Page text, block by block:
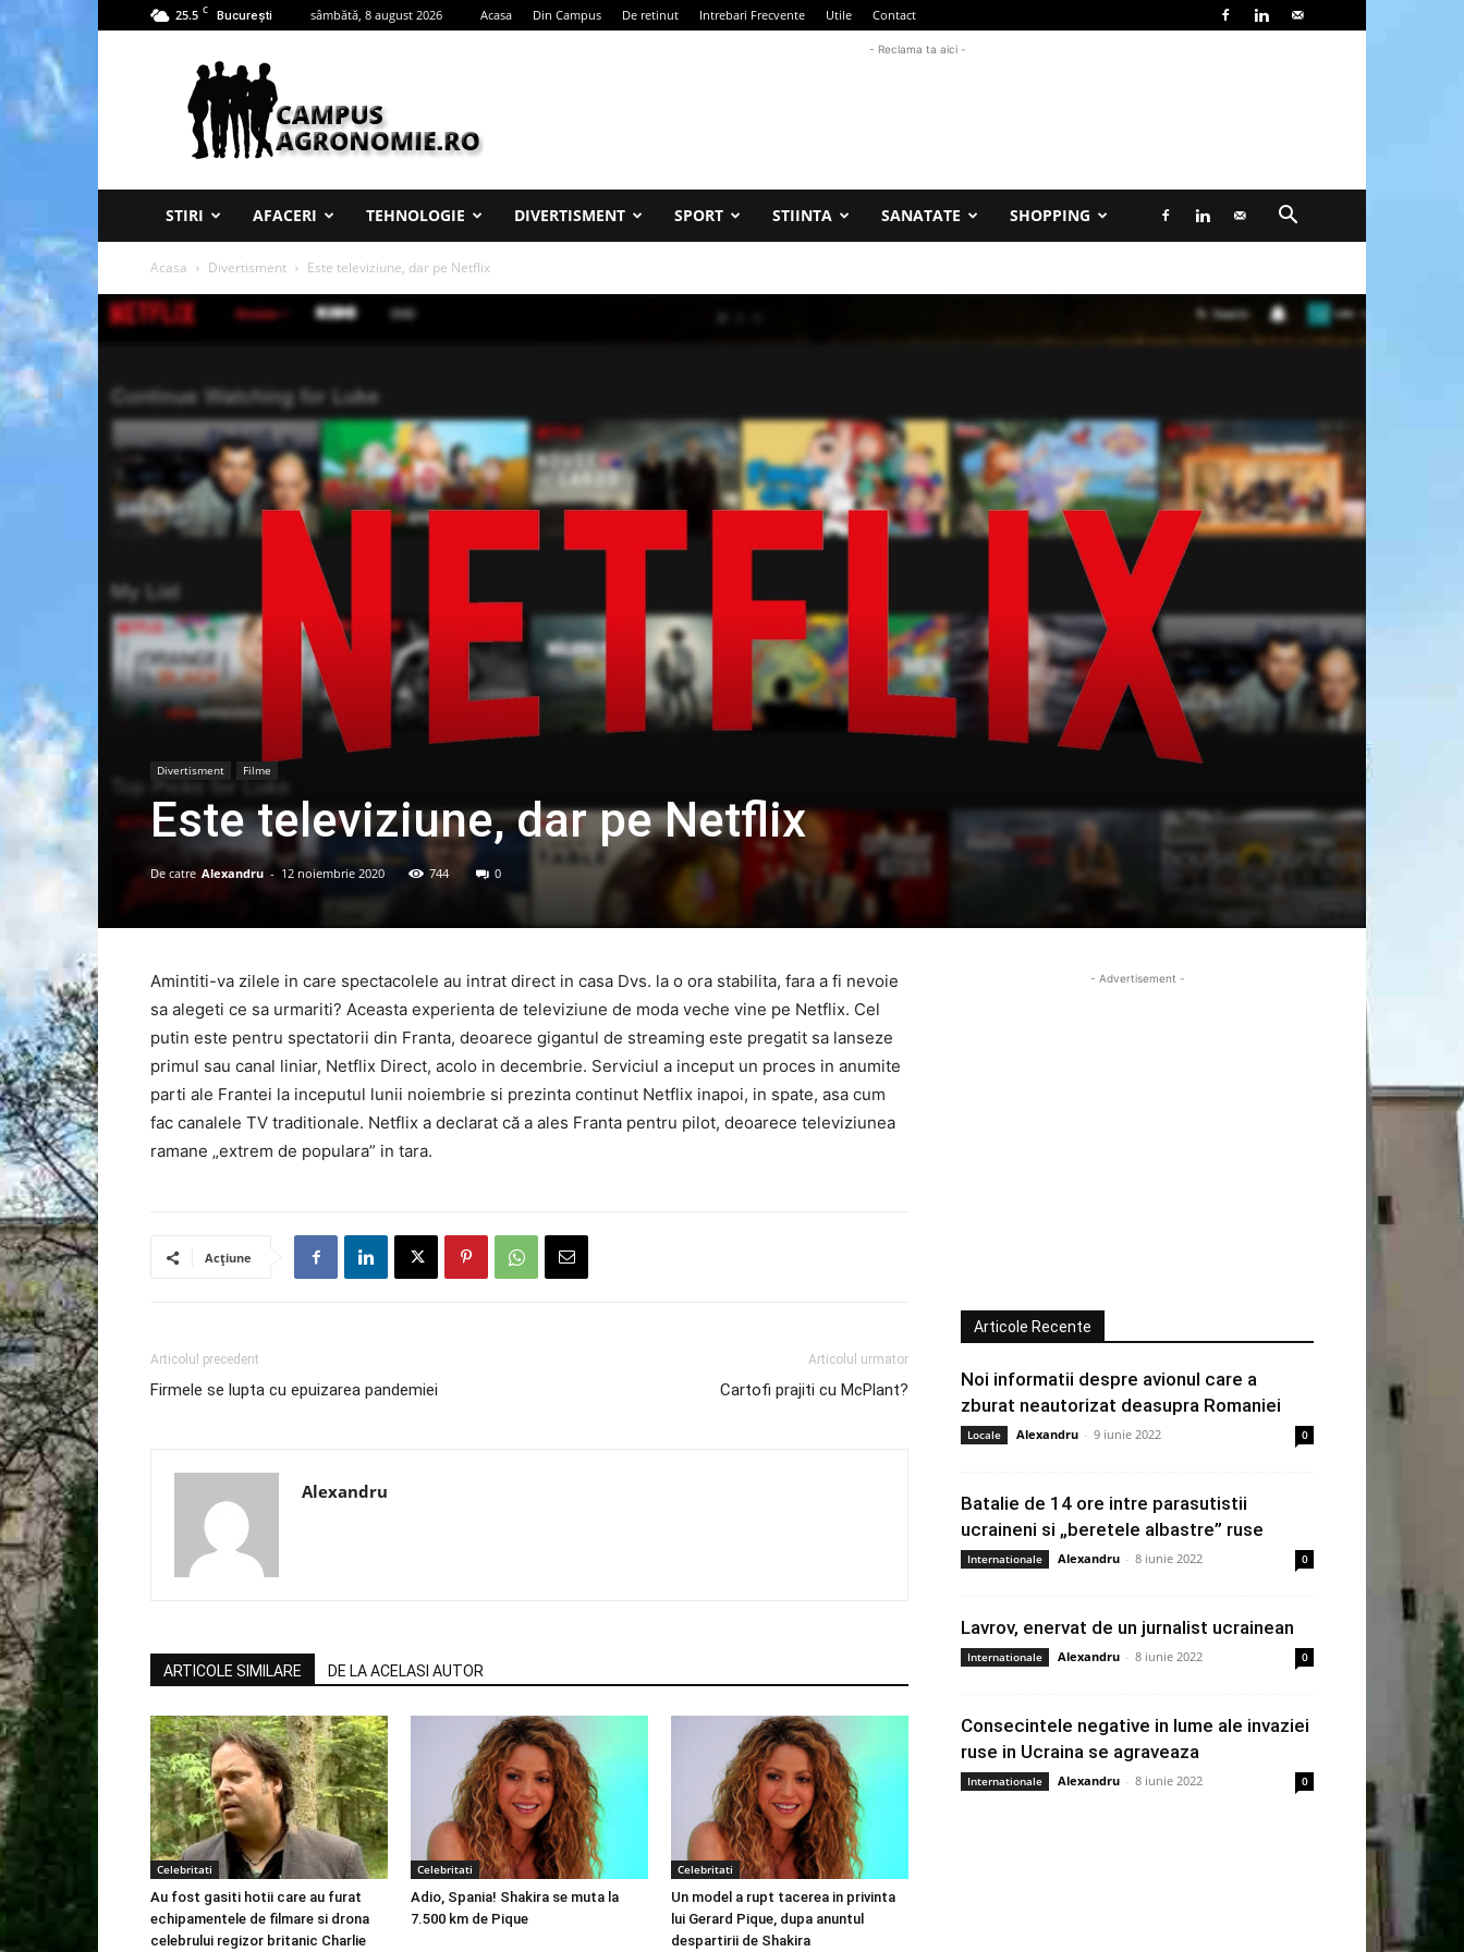
25.5 C București sâmbătă, 8 august 2026 Acasa Din Campus De retinut Intrebari Frecvente Utile Contact
Campus
Agronomie
- Reclama ta aici -
STIRI AFACERI TEHNOLOGIE DIVERTISMENT SPORT STIINTA SANATATE SHOPPING
Acasa Divertisment Este televiziune, dar pe Netflix
Divertisment Filme
Este televiziune, dar pe Netflix
De catre Alexandru - 12 noiembrie 2020 744 0
Amintiti-va zilele in care spectacolele au intrat direct in casa Dvs. la o ora stabilita, fara a fi nevoie
sa alegeti ce sa urmariti? Aceasta experienta de televiziune de moda veche vine pe Netflix. Cel
putin este pentru spectatorii din Franta, deoarece gigantul de streaming este pregatit sa lanseze
primul sau canal liniar, Netflix Direct, acolo in decembrie. Serviciul a inceput un proces in anumite
parti ale Frantei la inceputul lunii noiembrie si prezinta continut Netflix inapoi, in spate, asa cum
fac canalele TV traditionale. Netflix a declarat că a ales Franta pentru pilot, deoarece televiziunea
ramane „extrem de populara” in tara.
Acțiune
Articolul precedent
Firmele se lupta cu epuizarea pandemiei
Articolul urmator
Cartofi prajiti cu McPlant?
Alexandru
ARTICOLE SIMILARE DE LA ACELASI AUTOR
Celebritati
Au fost gasiti hotii care au furat
echipamentele de filmare si drona
celebrului regizor britanic Charlie
Celebritati
Adio, Spania! Shakira se muta la
7.500 km de Pique
Celebritati
Un model a rupt tacerea in privinta
lui Gerard Pique, dupa anuntul
despartirii de Shakira
- Advertisement -
Articole Recente
Noi informatii despre avionul care a
zburat neautorizat deasupra Romaniei
Locale Alexandru - 9 iunie 2022 0
Batalie de 14 ore intre parasutistii
ucraineni si „beretele albastre” ruse
Internationale Alexandru - 8 iunie 2022 0
Lavrov, enervat de un jurnalist ucrainean
Internationale Alexandru - 8 iunie 2022 0
Consecintele negative in lume ale invaziei
ruse in Ucraina se agraveaza
Internationale Alexandru - 8 iunie 2022 0